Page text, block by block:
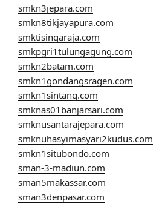
smkn3jepara.com
smkn8tikjayapura.com
smktisingaraja.com
smkpgri1tulungagung.com
smkn2batam.com
smkn1gondangsragen.com
smkn1sintang.com
smknas01banjarsari.com
smknusantarajepara.com
smknuhasyimasyari2kudus.com
smkn1situbondo.com
sman-3-madiun.com
sman5makassar.com
sman3denpasar.com